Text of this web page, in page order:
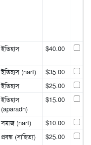
ইতিহাস $40.00
ইতিহাস (narI)
$35.00
ইতিহাস
$25.00
ইতিহাস
(aparadh)
$15.00
সমাজ (narI)
$10.00
প্রবন্ধ (সাহিত্য) $25.00